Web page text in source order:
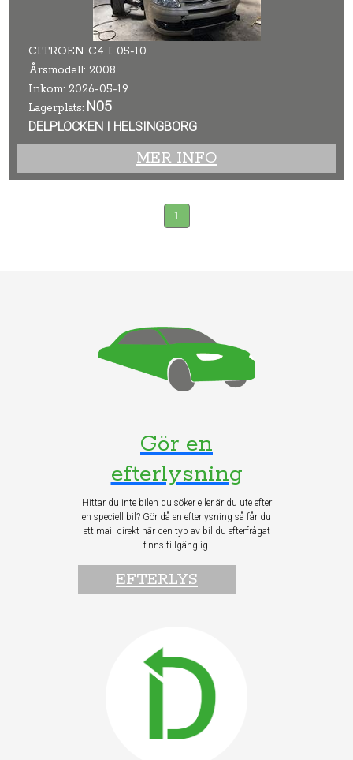
CITROEN C4 I 05-10
Årsmodell: 2008
Inkom: 2026-05-19
Lagerplats: N05
DELPLOCKEN I HELSINGBORG
MER INFO
1
Gör en
efterlysning
Hittar du inte bilen du söker eller är du ute efter
en speciell bil? Gör då en efterlysning så får du
ett mail direkt när den typ av bil du efterfrågat
finns tillgänglig.
EFTERLYS